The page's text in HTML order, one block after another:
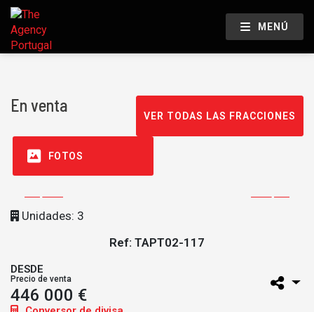
MENÚ
En venta
VER TODAS LAS FRACCIONES
FOTOS
Unidades: 3
Ref: TAPT02-117
DESDE
Precio de venta
446 000 €